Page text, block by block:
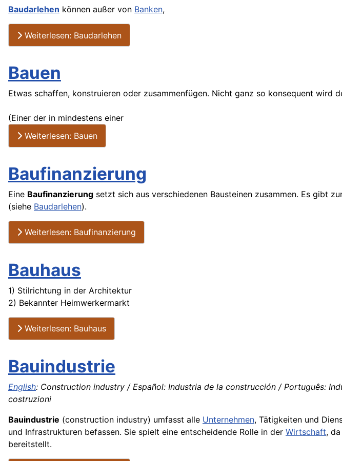
Baudarlehen können außer von Banken,
Weiterlesen: Baudarlehen
Bauen
Etwas schaffen, konstruieren oder zusammenfügen. Nicht ganz so konsequent wird
(Einer der in mindestens einer
Weiterlesen: Bauen
Baufinanzierung
Eine Baufinanzierung setzt sich aus verschiedenen Bausteinen zusammen. Es gibt
(siehe Baudarlehen).
Weiterlesen: Baufinanzierung
Bauhaus
1) Stilrichtung in der Architektur
2) Bekannter Heimwerkermarkt
Weiterlesen: Bauhaus
Bauindustrie
English: Construction industry / Español: Industria de la construcción / Português:
costruzioni
Bauindustrie (construction industry) umfasst alle Unternehmen, Tätigkeiten und
und Infrastrukturen befassen. Sie spielt eine entscheidende Rolle in der Wirtschaft,
bereitstellt.